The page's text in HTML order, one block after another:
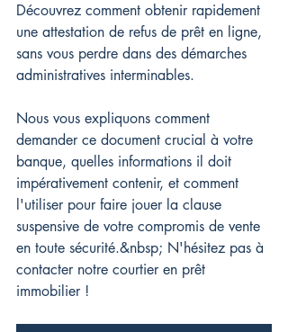
Découvrez comment obtenir rapidement
une attestation de refus de prêt en ligne,
sans vous perdre dans des démarches
administratives interminables.
Nous vous expliquons comment
demander ce document crucial à votre
banque, quelles informations il doit
impérativement contenir, et comment
l'utiliser pour faire jouer la clause
suspensive de votre compromis de vente
en toute sécurité.&nbsp; N'hésitez pas à
contacter notre courtier en prêt
immobilier !